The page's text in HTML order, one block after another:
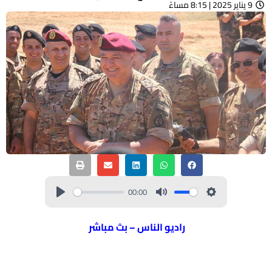
9 يناير 2025 | 8:15 مساءً
00:00
راديو الناس – بث مباشر